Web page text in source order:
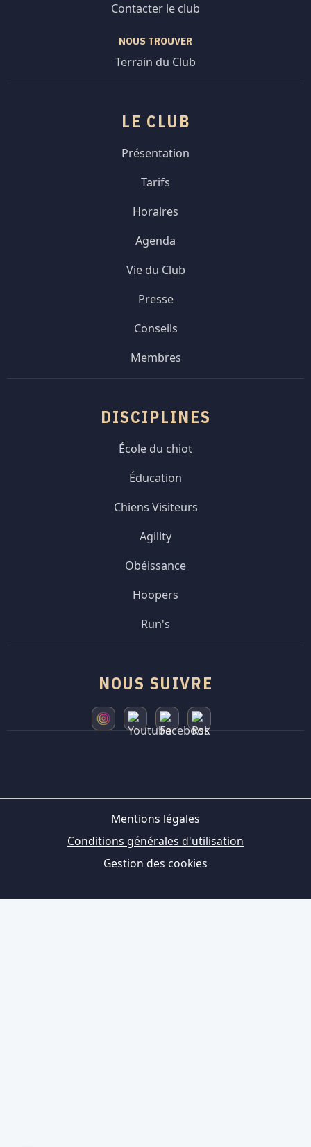
Contacter le club
NOUS TROUVER
Terrain du Club
LE CLUB
Présentation
Tarifs
Horaires
Agenda
Vie du Club
Presse
Conseils
Membres
DISCIPLINES
École du chiot
Éducation
Chiens Visiteurs
Agility
Obéissance
Hoopers
Run's
NOUS SUIVRE
Mentions légales
Conditions générales d'utilisation
Gestion des cookies